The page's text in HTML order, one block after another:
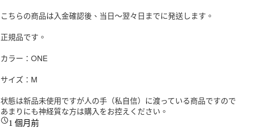
こちらの商品は入金確認後、当日〜翌々日までに発送します。
正規品です。
カラー：ONE
サイズ：M
状態は新品未使用ですが人の手（私自信）に渡っている商品ですので
あまりにも神経質な方は購入をお控えください。
1 個月前